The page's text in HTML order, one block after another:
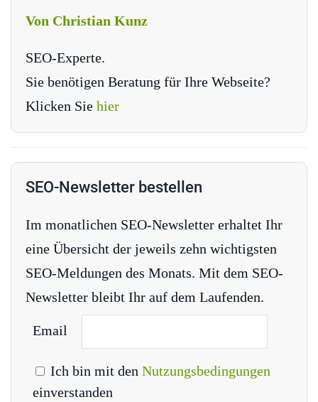
Von Christian Kunz
SEO-Experte.
Sie benötigen Beratung für Ihre Webseite?
Klicken Sie hier
SEO-Newsletter bestellen
Im monatlichen SEO-Newsletter erhaltet Ihr
eine Übersicht der jeweils zehn wichtigsten
SEO-Meldungen des Monats. Mit dem SEO-
Newsletter bleibt Ihr auf dem Laufenden.
Email
Ich bin mit den Nutzungsbedingungen
einverstanden